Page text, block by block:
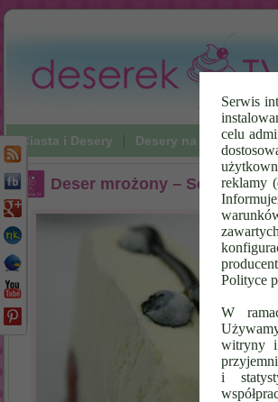
Serwis
celu
reklamy
Polityce
W
witryny
i
Ciasta i Desery Desery na zimno
Deser mrożony –